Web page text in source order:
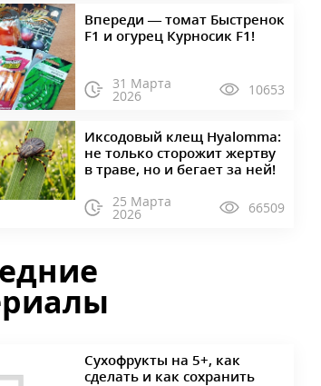
Впереди — томат Быстренок
F1 и огурец Курносик F1!
31 Марта
2026 10653
Иксодовый клещ Hyalomma:
не только сторожит жертву
в траве, но и бегает за ней!
25 Марта
2026 66509
Сухофрукты на 5+, как
сделать и как сохранить